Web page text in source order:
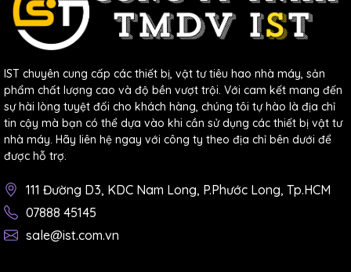
IST chuyên cung cấp các thiết bị, vật tư tiêu hao nhà máy, sản
phẩm chất lượng cao và độ bền vượt trội. Với cam kết mang đến
sự hài lòng tuyệt đối cho khách hàng, chúng tôi tự hào là địa chỉ
tin cậy mà bạn có thể dựa vào khi cần sử dụng các thiết bị vật tư
nhà máy. Hãy liên hệ ngay với công ty theo địa chỉ bên dưới để
được hỗ trợ.
111 Đường D3, KDC Nam Long, P.Phước Long, Tp.HCM
07888 45145
sale@ist.com.vn